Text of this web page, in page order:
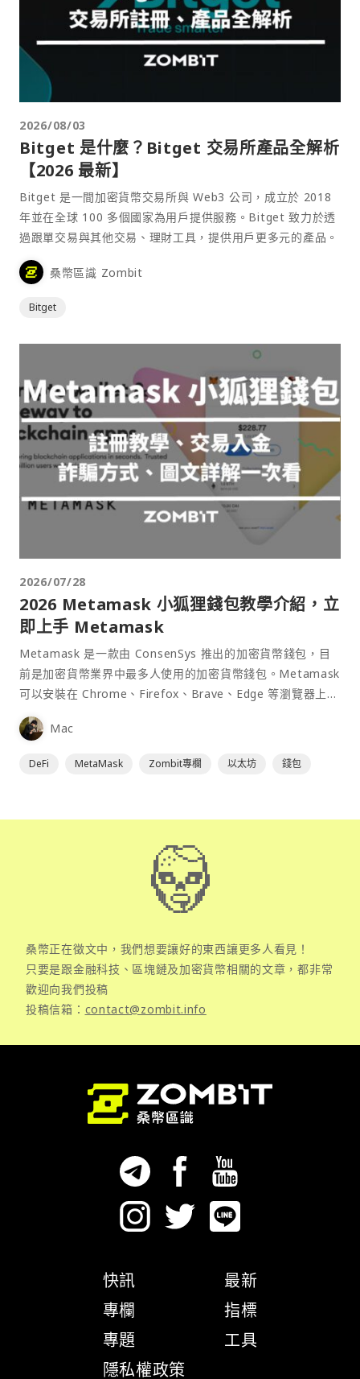
2026/08/03
Bitget 是什麼？Bitget 交易所產品全解析
【2026 最新】
Bitget 是一間加密貨幣交易所與 Web3 公司，成立於 2018
年並在全球 100 多個國家為用戶提供服務。Bitget 致力於透
過跟單交易與其他交易、理財工具，提供用戶更多元的產品。
桑幣區識 Zombit
Bitget
2026/07/28
2026 Metamask 小狐狸錢包教學介紹，立
即上手 Metamask
Metamask 是一款由 ConsenSys 推出的加密貨幣錢包，目
前是加密貨幣業界中最多人使用的加密貨幣錢包。Metamask
可以安裝在 Chrome、Firefox、Brave、Edge 等瀏覽器上作
為插件使用，具備許多功能且使用上非常方便。
Mac
DeFi MetaMask Zombit專欄 以太坊 錢包
桑幣正在徵文中，我們想要讓好的東西讓更多人看見！
只要是跟金融科技、區塊鏈及加密貨幣相關的文章，都非常
歡迎向我們投稿
投稿信箱： contact@zombit.info
快訊
專欄
專題
隱私權政策
最新
指標
工具